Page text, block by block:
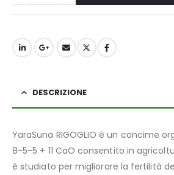
DESCRIZIONE
YaraSuna RIGOGLIO è un concime
8-5-5 + 11 CaO consentito in
è studiato per migliorare la fertilità